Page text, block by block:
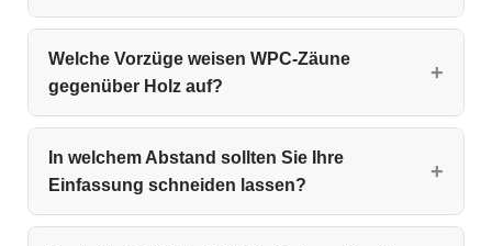
Welche Vorzüge weisen WPC‑Zäune
gegenüber Holz auf?
In welchem Abstand sollten Sie Ihre
Einfassung schneiden lassen?